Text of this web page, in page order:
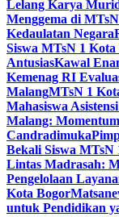
Lelang Karya
Menggema di
Kedaulatan Negara
Siswa MTsN 1
AntusiasKawal
Kemenag RI
MalangMTsN 1
Mahasiswa
Malang:
Candradimuka
Bekali Siswa MTsN
Lintas Madrasah:
Pengelolaan
Kota Bogor
untuk Pendidikan